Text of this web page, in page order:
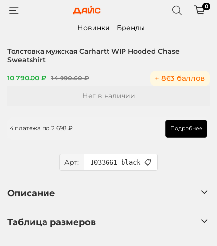
0
Новинки Бренды
Толстовка мужская Carhartt WIP Hooded Chase
Sweatshirt
10 790.00 ₽ 14 990.00 ₽ + 863 баллов
Арт: I033661_black 📋
Нет в наличии
4 платежа по 2 698 ₽ Подробнее
Описание
Таблица размеров